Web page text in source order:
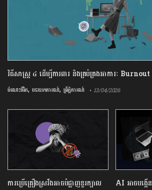
វិធីសាស្រ្ត ៤ ​ដើម្បី​ការពារ និងគ្រប់គ្រង​អាការៈ Burnout
ចំណេះជីវិត, បទយកការណ៍, ព្រឹត្តិការណ៍ • 13/04/2026
ការ​ប្រើគ្រឿង​ស្រវឹង​អាចបំផ្លាញ​ខួរក្បាល
AI អាចបង្កើ